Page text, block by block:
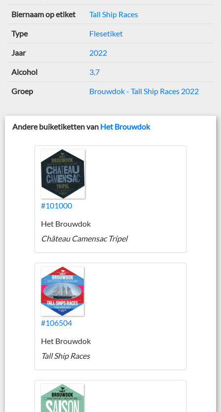
Biernaam op etiket Tall Ship Races
Type Flesetiket
Jaar 2022
Alcohol 3,7
Groep Brouwdok - Tall Ship Races 2022
Andere buiketiketten van Het Brouwdok
#101000
Het Brouwdok
Château Camensac Tripel
#106504
Het Brouwdok
Tall Ship Races